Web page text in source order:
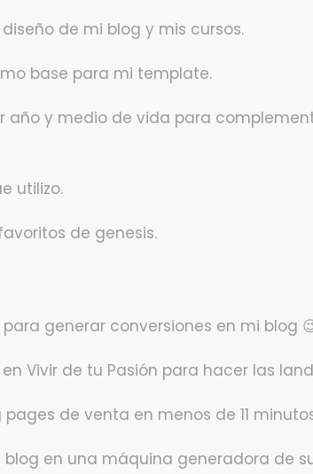
de mi blog y mis cursos.
base para mi template.
año y medio de vida para
utilizo.
de genesis.
generar conversiones en mi blog
Vivir de tu Pasión para hacer las
de venta en menos de 11
en una máquina generadora de